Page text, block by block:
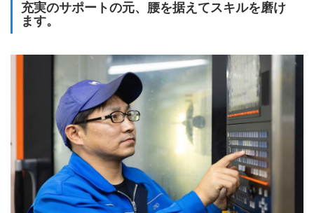
充実のサポートの元、腰を据えてスキルを磨け
ます。